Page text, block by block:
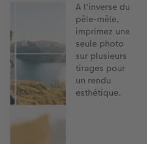
A l'inverse du
pêle-mêle,
imprimez une
seule photo
sur plusieurs
tirages pour
un rendu
esthétique.